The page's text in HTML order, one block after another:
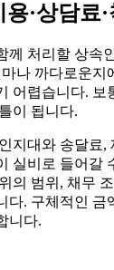
·상담료
께 처리할 상속
나 까다로운지
어렵습니다. 보
이 됩니다.
지대와 송달료,
실비로 들어갈
의 범위, 채무
다. 구체적인 금
니다.